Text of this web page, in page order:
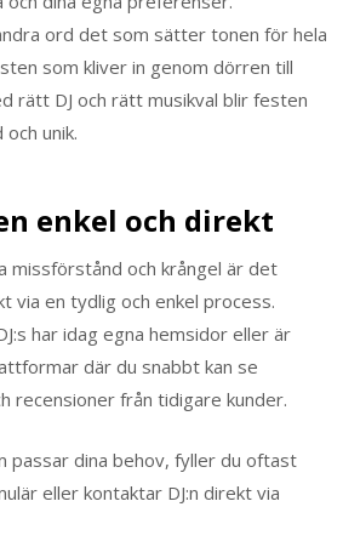
ord det som sätter tonen för hela
som kliver in genom dörren till
rätt DJ och rätt musikval blir festen
unik.
enkel och direkt
missförstånd och krångel är det
via en tydlig och enkel process.
har idag egna hemsidor eller är
där du snabbt kan se
recensioner från tidigare kunder.
passar dina behov, fyller du oftast
eller kontaktar DJ:n direkt via